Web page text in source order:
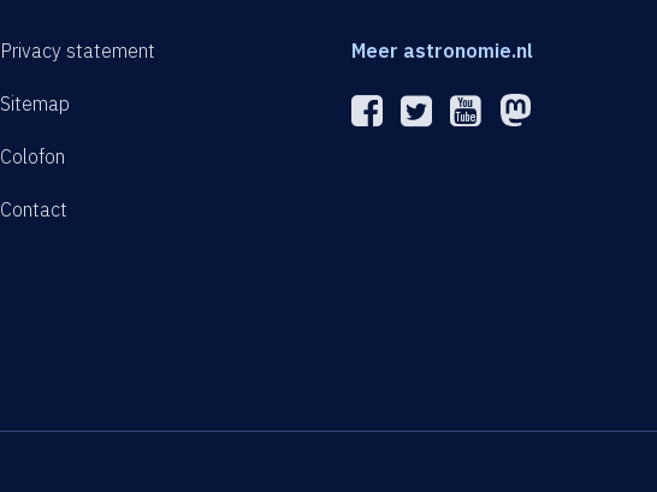
Privacy statement
Sitemap
Colofon
Contact
Meer astronomie.nl